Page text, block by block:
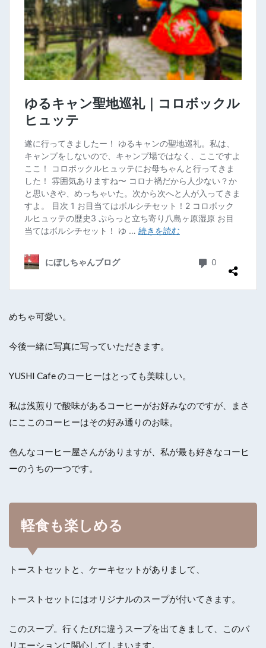
めちゃ可愛い。
今後一緒に写真に写っていただきます。
YUSHI Cafe のコーヒーはとっても美味しい。
私は浅煎りで酸味があるコーヒーがお好みなのですが、まさ
にここのコーヒーはその好み通りのお味。
色んなコーヒー屋さんがありますが、私が最も好きなコーヒ
ーのうちの一つです。
軽食も楽しめる
トーストセットと、ケーキセットがありまして、
トーストセットにはオリジナルのスープが付いてきます。
このスープ。行くたびに違うスープを出てきまして、このバ
リエーションに関心してしまいます。